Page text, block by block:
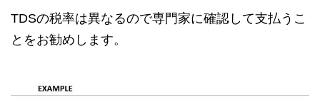
TDSの税率は異なるので専門家に確認して支払うこ
とをお勧めします。